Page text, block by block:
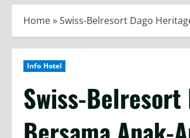
Home»Swiss-Belresort Dago
Info Hotel
Swiss-Belresort